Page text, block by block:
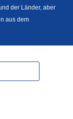
der Länder, aber
aus dem